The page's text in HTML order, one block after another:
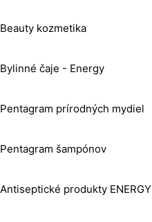
Beauty kozmetika
Bylinné čaje - Energy
Pentagram prírodných mydiel
Pentagram šampónov
Antiseptické produkty ENERGY